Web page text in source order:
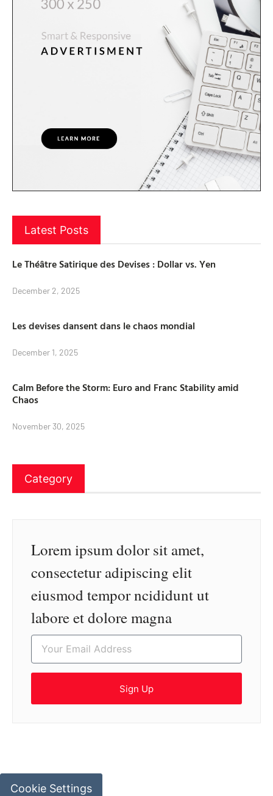
Latest Posts
Le Théâtre Satirique des Devises : Dollar vs. Yen
December 2, 2025
Les devises dansent dans le chaos mondial
December 1, 2025
Calm Before the Storm: Euro and Franc Stability amid
Chaos
November 30, 2025
Category
Lorem ipsum dolor sit amet,
consectetur adipiscing elit
eiusmod tempor ncididunt ut
labore et dolore magna
Sign Up
Cookie Settings